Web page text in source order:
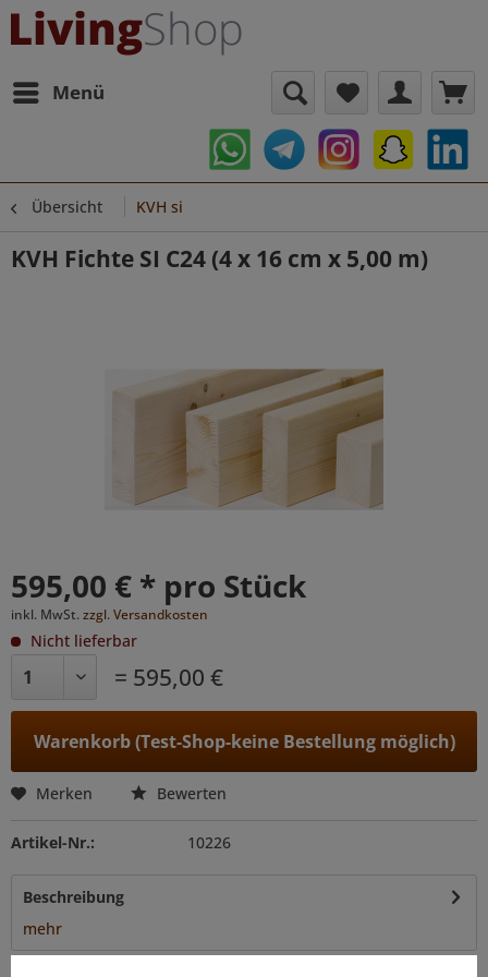
Menü
Übersicht KVH si
KVH Fichte SI C24 (4 x 16 cm x 5,00 m)
595,00 € * pro Stück
inkl. MwSt. zzgl. Versandkosten
Nicht lieferbar
= 595,00 €
Warenkorb (Test-Shop-keine Bestellung möglich)
Merken Bewerten
Artikel-Nr.: 10226
Beschreibung
mehr